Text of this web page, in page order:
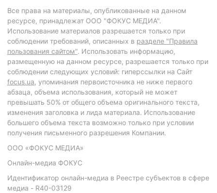
Все права на материалы, опубликованные на данном
ресурсе, принадлежат ООО "ФОКУС МЕДИА".
Использование материалов разрешается только при
соблюдении требований, описанных в разделе "Правила
пользования сайтом". Использовать информацию,
размещенную на данном ресурсе, разрешается только при
соблюдении следующих условий: гиперссылки на Сайт
focus.ua, упоминания первоисточника не ниже первого
абзаца, объема использования, который не может
превышать 50% от общего объема оригинального текста,
изменения заголовка и лида материала. Использование
большего объема текста возможно только при условии
получения письменного разрешения Компании.
ООО «ФОКУС МЕДИА»
Онлайн-медиа ФОКУС
Идентификатор онлайн-медиа в Реестре субъектов в сфере
медиа - R40-03129